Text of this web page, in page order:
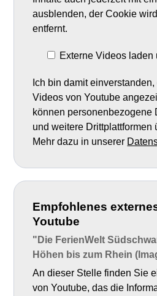
ausblenden, der Cookie
entfernt.
Externe Videos laden
Ich bin damit
Videos von Youtube
können personenbezogene
und weitere Drittplattformen
Mehr dazu in unserer
Empfohlenes
Youtube
"Die FerienWelt
Höhen bis zum Rhein
An dieser Stelle finden Sie
von Youtube, das die